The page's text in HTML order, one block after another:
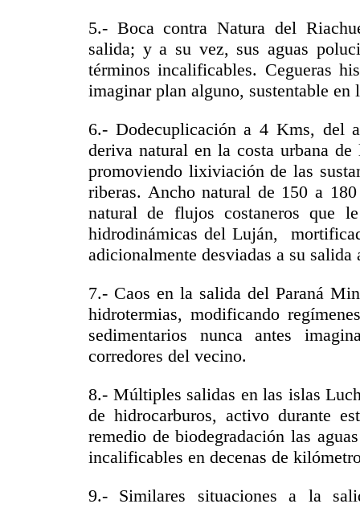
5.- Boca contra Natura del
salida; y a su vez, sus aguas
términos incalificables. Cegueras
imaginar plan alguno, sustentable
6.- Dodecuplicación a 4 Kms, del
deriva natural en la costa urbana
promoviendo lixiviación de las
riberas. Ancho natural de 150 a
natural de flujos costaneros que
hidrodinámicas del Luján,
adicionalmente desviadas a su salida
7.- Caos en la salida del Paraná
hidrotermias, modificando
sedimentarios nunca antes
corredores del vecino.
8.- Múltiples salidas en las islas
de hidrocarburos, activo durante
remedio de biodegradación las
incalificables en decenas de
9.- Similares situaciones a la